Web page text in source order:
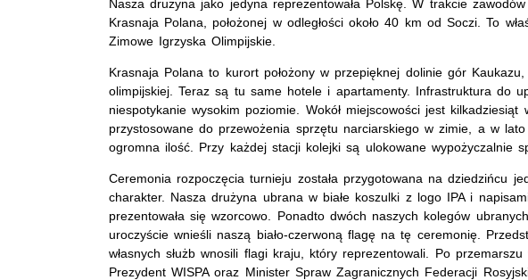
Nasza drużyna jako jedyna reprezentowała Polskę. W trakcie
Krasnaja Polana, położonej w odległości około 40 km od Soczi. To
Zimowe Igrzyska Olimpijskie.
Krasnaja Polana to kurort położony w przepięknej dolinie gór
olimpijskiej. Teraz są tu same hotele i apartamenty. Infrastruktura do
niespotykanie wysokim poziomie. Wokół miejscowości jest
przystosowane do przewożenia sprzętu narciarskiego w zimie, a w
ogromna ilość. Przy każdej stacji kolejki są ulokowane wypożyczalnie
Ceremonia rozpoczęcia turnieju została przygotowana na dziedzińcu
charakter. Nasza drużyna ubrana w białe koszulki z logo IPA i
prezentowała się wzorcowo. Ponadto dwóch naszych kolegów
uroczyście wnieśli naszą biało-czerwoną flagę na tę ceremonię.
własnych służb wnosili flagi kraju, który reprezentowali. Po przemarszu
Prezydent WISPA oraz Minister Spraw Zagranicznych Federacji